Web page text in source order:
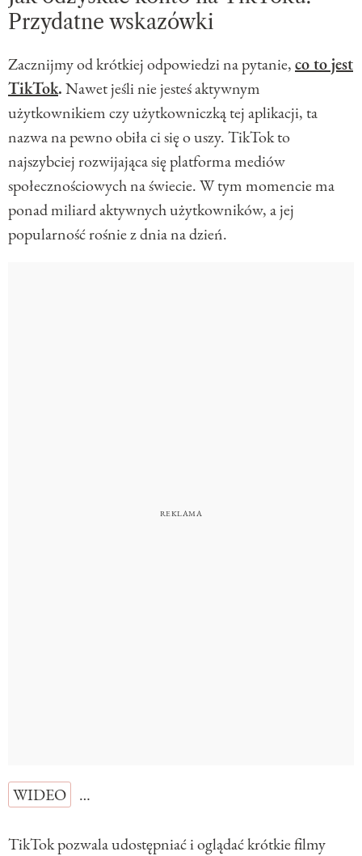
Przydatne wskazówki
Zacznijmy od krótkiej odpowiedzi na pytanie,co to jest
TikTok.Nawet jeśli nie jesteś aktywnym
użytkownikiem czy użytkowniczką tej aplikacji, ta
nazwa na pewno obiła ci się o uszy. TikTok to
najszybciej rozwijająca się platforma mediów
społecznościowych na świecie. W tym momencie ma
ponad miliard aktywnych użytkowników, a jej
popularność rośnie z dnia na dzień.
WIDEO …
TikTok pozwala udostępniać i oglądać krótkie filmy